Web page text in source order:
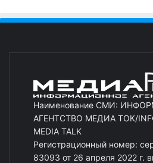
Наименование СМИ:
АГЕНТСТВО МЕДИА ТОК/
MEDIA TALK
Регистрационный номер:
83093 от 26 апреля 2022 г.